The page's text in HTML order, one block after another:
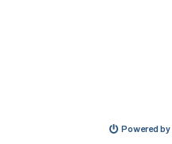
Powered by